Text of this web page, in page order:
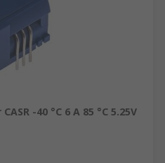
-40 °C 6 A 85 °C 5.25V